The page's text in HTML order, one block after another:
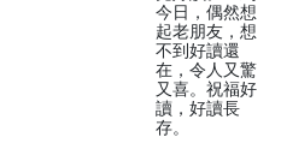
今日，偶然想
起老朋友，想
不到好讀還
在，令人又驚
又喜。祝福好
讀，好讀長
存。